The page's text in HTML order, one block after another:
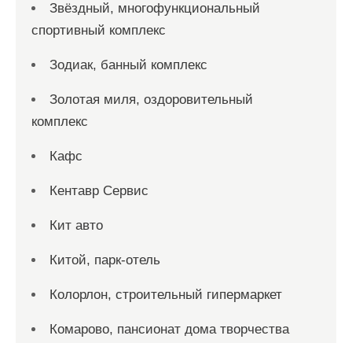
Звёздный, многофункциональный
спортивный комплекс
Зодиак, банный комплекс
Золотая миля, оздоровительный
комплекс
Кафс
Кентавр Сервис
Кит авто
Китой, парк-отель
Колорлон, строительный гипермаркет
Комарово, пансионат дома творчества